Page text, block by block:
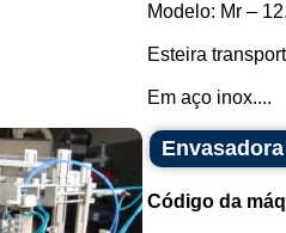
Modelo: Mr –
Esteira
Em aço inox....
Código da